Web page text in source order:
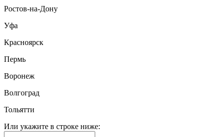
Ростов-на-Дону
Уфа
Красноярск
Пермь
Воронеж
Волгоград
Тольятти
Или укажите в строке ниже: